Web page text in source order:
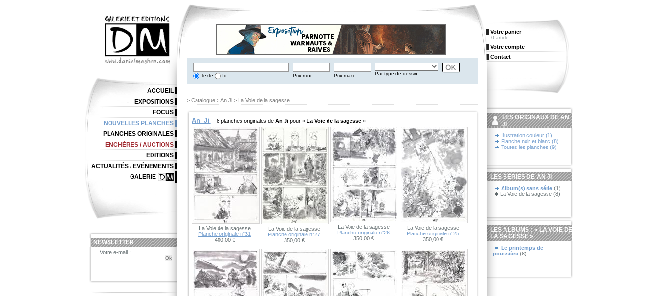
Texte Id Prix mini. Prix maxi. Par type de dessin
> Catalogue >An Ji > La Voie de la sagesse
An Ji - 8 planches originales de An Jipour « La Voie de la sagesse»
La Voie de la sagesse
Planche originale n°31
400,00 €
La Voie de la sagesse
Planche originale n°27
350,00 €
La Voie de la sagesse
Planche originale n°26
350,00 €
La Voie de la sagesse
Planche originale n°25
350,00 €
ACCUEIL
EXPOSITIONS
FOCUS
NOUVELLES PLANCHES
PLANCHES ORIGINALES
ENCHÈRES / AUCTIONS
EDITIONS
ACTUALITÉS / EVÉNEMENTS
GALERIE
NEWSLETTER
Votre e-mail :
Votre panier
0 article
Votre compte
Contact
LES ORIGINAUX DE AN
JI
Illustration couleur (1)
Planche noir et blanc (8)
Toutes les planches (9)
LES SÉRIES DE AN JI
Album(s) sans série (1)
La Voie de la sagesse (8)
LES ALBUMS : «LA VOIE DE
LA SAGESSE»
Le printemps de
poussière (8)